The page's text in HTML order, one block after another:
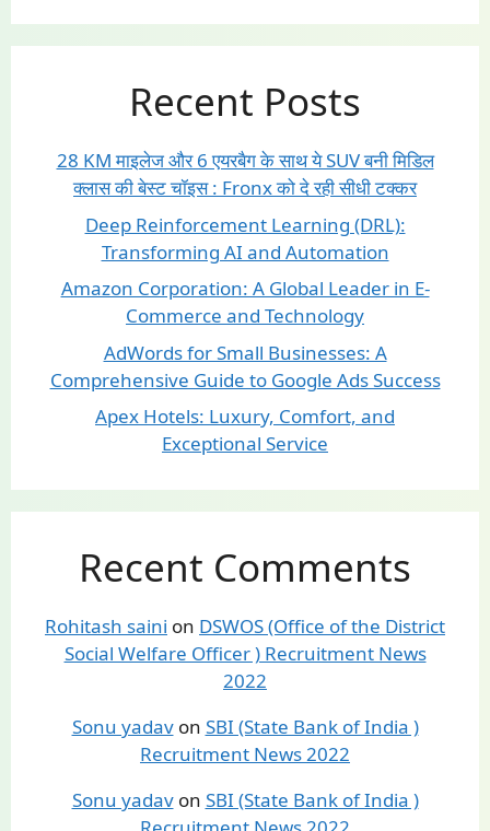
Recent Posts
28 KM माइलेज और 6 एयरबैग के साथ ये SUV बनी मिडिल
क्लास की बेस्ट चॉइस : Fronx को दे रही सीधी टक्कर
Deep Reinforcement Learning (DRL):
Transforming AI and Automation
Amazon Corporation: A Global Leader in E-
Commerce and Technology
AdWords for Small Businesses: A
Comprehensive Guide to Google Ads Success
Apex Hotels: Luxury, Comfort, and
Exceptional Service
Recent Comments
Rohitash saini on DSWOS (Office of the District
Social Welfare Officer ) Recruitment News
2022
Sonu yadavon SBI (State Bank of India )
Recruitment News 2022
Sonu yadavon SBI (State Bank of India )